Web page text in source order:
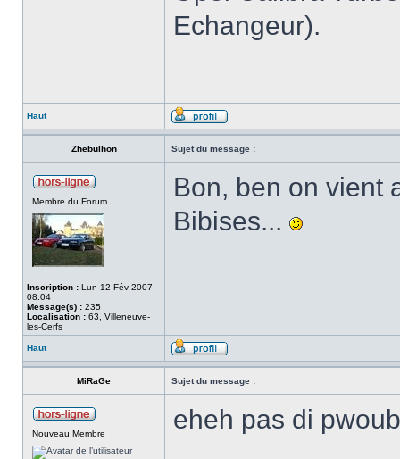
Echangeur).
Haut
Zhebulhon Sujet du message :
Membre du Forum
Inscription : Lun 12 Fév 2007
08:04
Message(s) : 235
Localisation : 63, Villeneuve-
les-Cerfs
Bon, ben on vient
Bibises...
Haut
MiRaGe Sujet du message :
Nouveau Membre eheh pas di